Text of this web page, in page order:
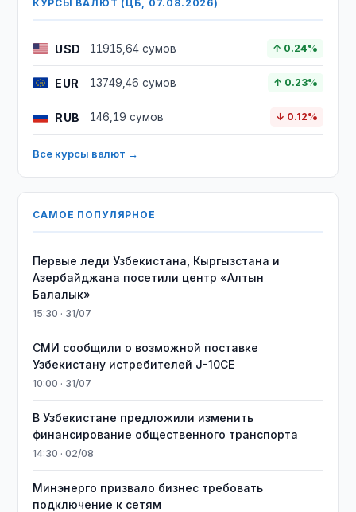
КУРСЫ ВАЛЮТ (ЦБ, 07.08.2026)
USD 11915,64 сумов ↑ 0.24%
EUR 13749,46 сумов ↑ 0.23%
RUB 146,19 сумов ↓ 0.12%
Все курсы валют →
САМОЕ ПОПУЛЯРНОЕ
Первые леди Узбекистана, Кыргызстана и
Азербайджана посетили центр «Алтын
Балалык»
15:30 · 31/07
СМИ сообщили о возможной поставке
Узбекистану истребителей J-10CE
10:00 · 31/07
В Узбекистане предложили изменить
финансирование общественного транспорта
14:30 · 02/08
Минэнерго призвало бизнес требовать
подключение к сетям